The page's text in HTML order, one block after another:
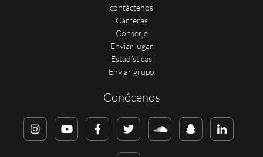
contáctenos
Carreras
Conserje
Enviar lugar
Estadísticas
Enviar grupo
Conócenos